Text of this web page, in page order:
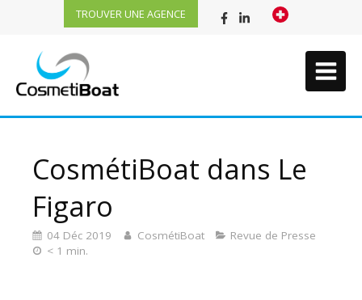
TROUVER UNE AGENCE
CosmétiBoat dans Le
Figaro
04 Déc 2019 CosmétiBoat
Revue de Presse
< 1 min.